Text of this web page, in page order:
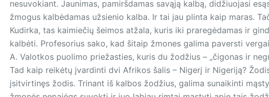
nesuvokiant. Jaunimas, pamiršdamas savąją kalbą, didžiuojasi
žmogus kalbėdamas užsienio kalba. Ir tai jau plinta kaip maras.
Kudirka, tas kaimiečių šeimos atžala, kuris iki praregėdamas ir
kalbėti. Profesorius sako, kad šitaip žmones galima paversti
A. Valotkos puolimo priežasties, kuris du žodžius – „čigonas ir
Tad kaip reikėtų įvardinti dvi Afrikos šalis – Nigerį ir Nigeriją?
įsitvirtinęs žodis. Trinant iš kalbos žodžius, galima sunaikinti